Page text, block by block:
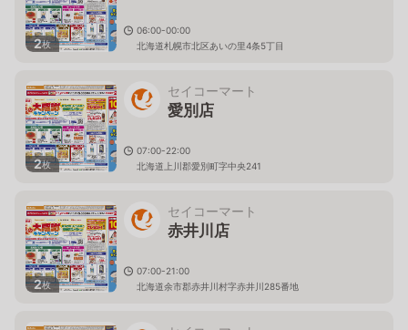
2枚
06:00-00:00
北海道札幌市北区あいの里4条5丁目
2枚
セイコーマート
愛別店
07:00-22:00
北海道上川郡愛別町字中央241
2枚
セイコーマート
赤井川店
07:00-21:00
北海道余市郡赤井川村字赤井川285番地